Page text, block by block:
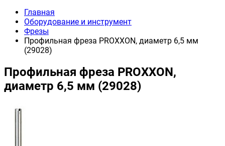
Главная
Оборудование и инструмент
Фрезы
Профильная фреза PROXXON, диаметр 6,5 мм
(29028)
Профильная фреза PROXXON,
диаметр 6,5 мм (29028)